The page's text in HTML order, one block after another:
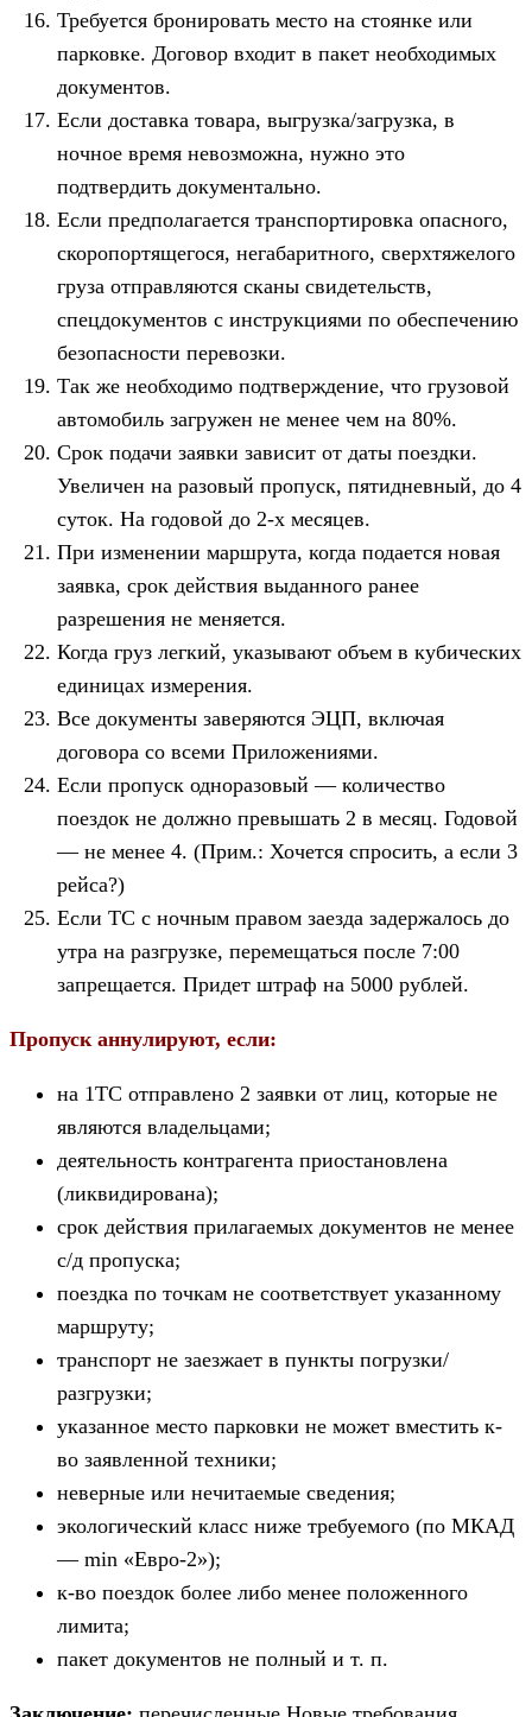
Требуется бронировать место на стоянке или
парковке. Договор входит в пакет необходимых
документов.
Если доставка товара, выгрузка/загрузка, в
ночное время невозможна, нужно это
подтвердить документально.
Если предполагается транспортировка опасного,
скоропортящегося, негабаритного, сверхтяжелого
груза отправляются сканы свидетельств,
спецдокументов с инструкциями по обеспечению
безопасности перевозки.
Так же необходимо подтверждение, что грузовой
автомобиль загружен не менее чем на 80%.
Срок подачи заявки зависит от даты поездки.
Увеличен на разовый пропуск, пятидневный, до 4
суток. На годовой до 2-х месяцев.
При изменении маршрута, когда подается новая
заявка, срок действия выданного ранее
разрешения не меняется.
Когда груз легкий, указывают объем в кубических
единицах измерения.
Все документы заверяются ЭЦП, включая
договора со всеми Приложениями.
Если пропуск одноразовый — количество
поездок не должно превышать 2 в месяц. Годовой
— не менее 4. (Прим.: Хочется спросить, а если 3
рейса?)
Если ТС с ночным правом заезда задержалось до
утра на разгрузке, перемещаться после 7:00
запрещается. Придет штраф на 5000 рублей.
Пропуск аннулируют, если:
на 1ТС отправлено 2 заявки от лиц, которые не
являются владельцами;
деятельность контрагента приостановлена
(ликвидирована);
срок действия прилагаемых документов не менее
с/д пропуска;
поездка по точкам не соответствует указанному
маршруту;
транспорт не заезжает в пункты погрузки/
разгрузки;
указанное место парковки не может вместить к-
во заявленной техники;
неверные или нечитаемые сведения;
экологический класс ниже требуемого (по МКАД
— min «Евро-2»);
к-во поездок более либо менее положенного
лимита;
пакет документов не полный и т. п.